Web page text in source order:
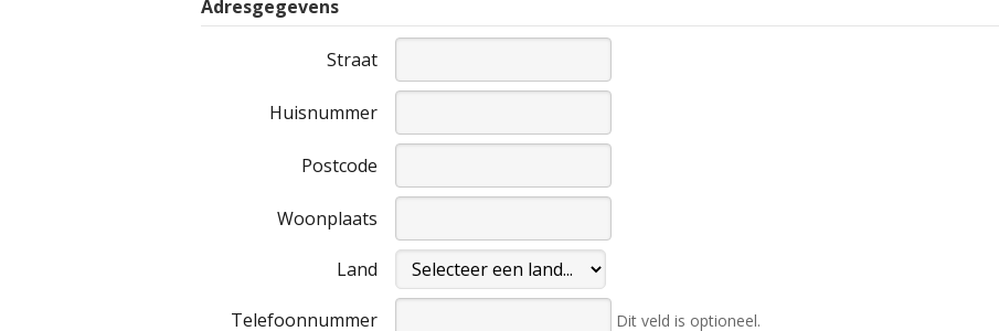
Adresgegevens
Straat
Huisnummer
Postcode
Woonplaats
Land
Telefoonnummer Dit veld is optioneel.